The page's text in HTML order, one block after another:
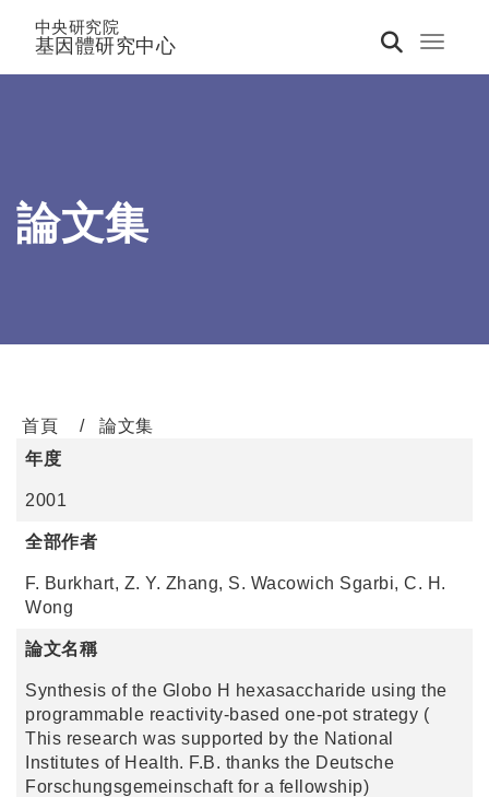
Toggle
中央研究院
基因體研究中心
論文集
首頁
論文集
年度
2001
全部作者
F. Burkhart, Z. Y. Zhang, S. Wacowich Sgarbi, C. H.
Wong
論文名稱
Synthesis of the Globo H hexasaccharide using the
programmable reactivity-based one-pot strategy (
This research was supported by the National
Institutes of Health. F.B. thanks the Deutsche
Forschungsgemeinschaft for a fellowship)